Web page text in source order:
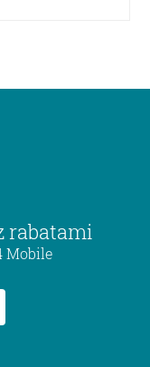
rabatami
Mobile